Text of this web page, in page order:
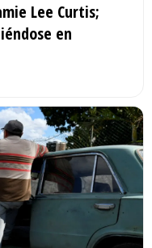
Lee Curtis;
en